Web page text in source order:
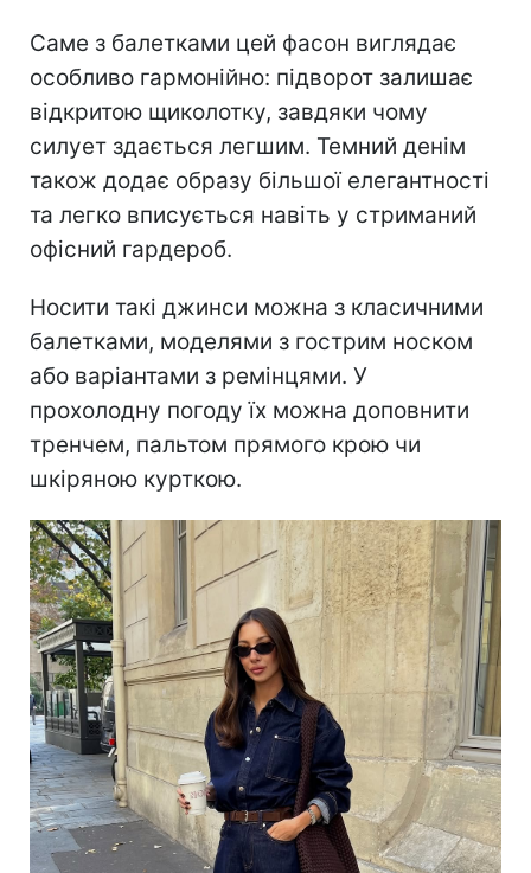
Саме з балетками цей фасон виглядає
особливо гармонійно: підворот залишає
відкритою щиколотку, завдяки чому
силует здається легшим. Темний денім
також додає образу більшої елегантності
та легко вписується навіть у стриманий
офісний гардероб.
Носити такі джинси можна з класичними
балетками, моделями з гострим носком
або варіантами з ремінцями. У
прохолодну погоду їх можна доповнити
тренчем, пальтом прямого крою чи
шкіряною курткою.